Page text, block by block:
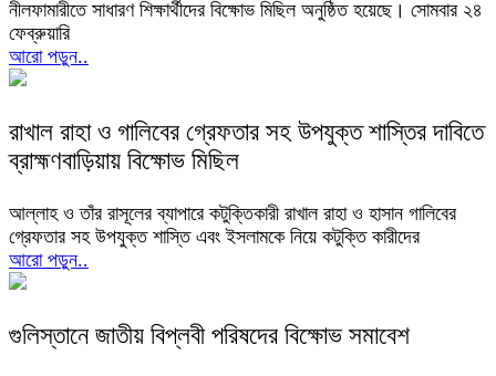
নীলফামারীতে সাধারণ শিক্ষার্থীদের বিক্ষোভ মিছিল অনুষ্ঠিত হয়েছে। সোমবার ২৪
ফেব্রুয়ারি
আরো পড়ুন..
রাখাল রাহা ও গালিবের গ্রেফতার সহ উপযুক্ত শাস্তির দাবিতে
ব্রাহ্মণবাড়িয়ায় বিক্ষোভ মিছিল
আল্লাহ ও তাঁর রাসূলের ব্যাপারে কটুক্তিকারী রাখাল রাহা ও হাসান গালিবের
গ্রেফতার সহ উপযুক্ত শাস্তি এবং ইসলামকে নিয়ে কটুক্তি কারীদের
আরো পড়ুন..
গুলিস্তানে জাতীয় বিপ্লবী পরিষদের বিক্ষোভ সমাবেশ